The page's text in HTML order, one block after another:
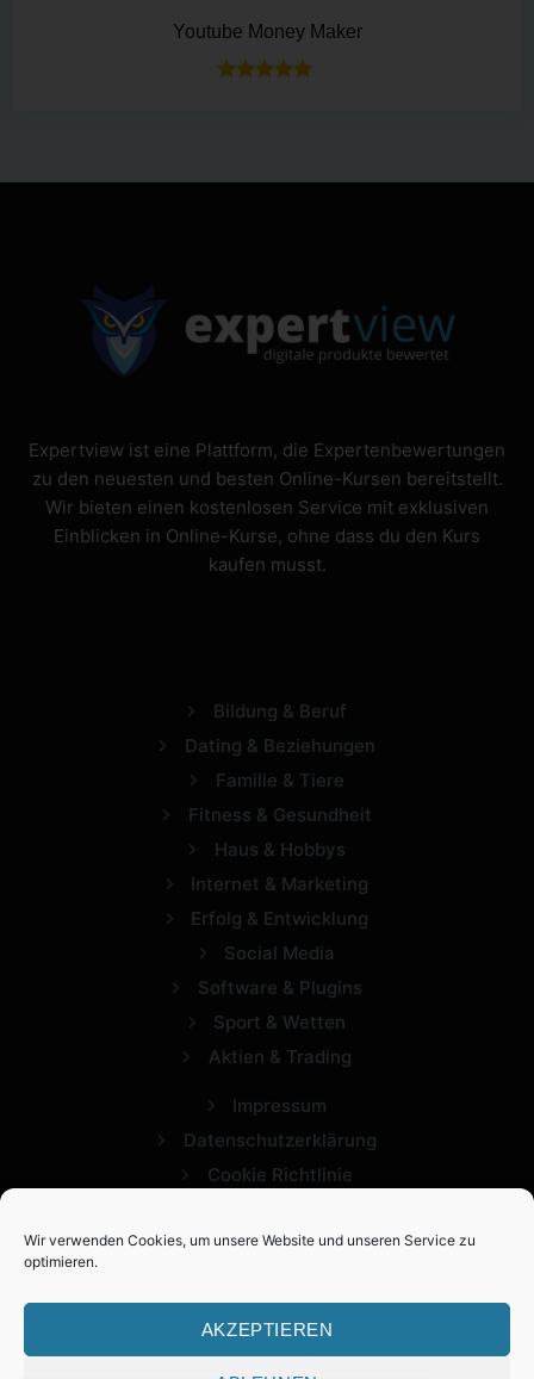
Wir verwenden Cookies, um unsere Website und unseren Service zu
optimieren.
AKZEPTIEREN
Youtube Money Maker
Expertview ist eine Plattform, die Expertenbewertungen
zu den neuesten und besten Online-Kursen bereitstellt.
Wir bieten einen kostenlosen Service mit exklusiven
Einblicken in Online-Kurse, ohne dass du den Kurs
kaufen musst.
Bildung & Beruf
Dating & Beziehungen
Familie & Tiere
Fitness & Gesundheit
Haus & Hobbys
Internet & Marketing
Erfolg & Entwicklung
Social Media
Software & Plugins
Sport & Wetten
Aktien & Trading
Impressum
Datenschutzerklärung
Cookie Richtlinie